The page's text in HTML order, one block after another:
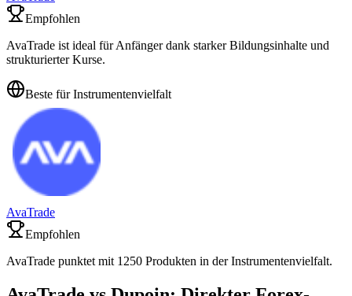
Empfohlen
AvaTrade ist ideal für Anfänger dank starker Bildungsinhalte und
strukturierter Kurse.
Beste für Instrumentenvielfalt
AvaTrade
Empfohlen
AvaTrade punktet mit 1250 Produkten in der Instrumentenvielfalt.